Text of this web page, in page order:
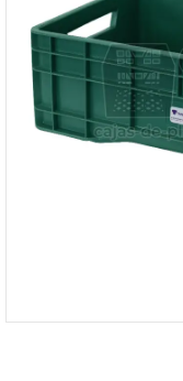
530
Bienvenido
Ingresa